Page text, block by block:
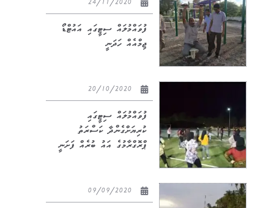
ފުވައްމުލައް ސިޓީގައި އައުޓްޑޯ
ޖިމްއެއް ހަދަނީ
ފުވައްމުލައް ސިޓީގައި
ކުރިޔަށްގެންދާ ކަސްރަތު
ޕްރޮގްރާމުގެ އައު ބުރެއް ފަށަނީ